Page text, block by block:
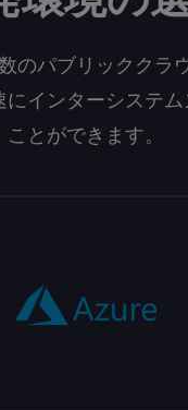
のパブリッククラ
インターシステ
ことができます。